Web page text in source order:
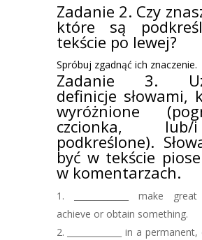
Zadanie 2. Czy
które są
tekście po lewej?
Spróbuj zgadnąć ich znaczenie.
Zadanie 3.
definicje słowami,
wyróżnione
czcionka,
podkreślone).
być w tekście
w komentarzach.
_____________ make
achieve or obtain something.
_____________ in a